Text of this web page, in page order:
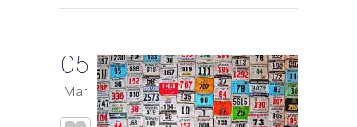
05
Mar